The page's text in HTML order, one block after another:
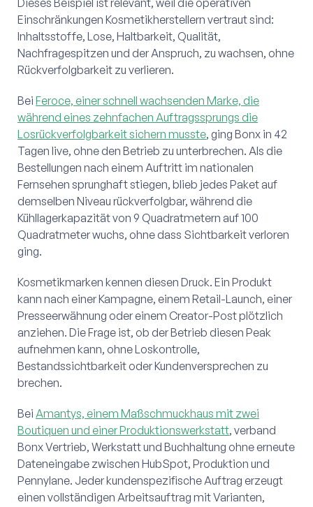
Einschränkungen Kosmetikherstellern vertraut sind:
Inhaltsstoffe, Lose, Haltbarkeit, Qualität,
Nachfragespitzen und der Anspruch, zu wachsen, ohne
Rückverfolgbarkeit zu verlieren.
Bei Feroce, einer schnell wachsenden Marke, die
während eines zehnfachen Auftragssprungs die
Losrückverfolgbarkeit sichern musste, ging Bonx in 42
Tagen live, ohne den Betrieb zu unterbrechen. Als die
Bestellungen nach einem Auftritt im nationalen
Fernsehen sprunghaft stiegen, blieb jedes Paket auf
demselben Niveau rückverfolgbar, während die
Kühllagerkapazität von 9 Quadratmetern auf 100
Quadratmeter wuchs, ohne dass Sichtbarkeit verloren
ging.
Kosmetikmarken kennen diesen Druck. Ein Produkt
kann nach einer Kampagne, einem Retail-Launch, einer
Presseerwähnung oder einem Creator-Post plötzlich
anziehen. Die Frage ist, ob der Betrieb diesen Peak
aufnehmen kann, ohne Loskontrolle,
Bestandssichtbarkeit oder Kundenversprechen zu
brechen.
Bei Amantys, einem Maßschmuckhaus mit zwei
Boutiquen und einer Produktionswerkstatt, verband
Bonx Vertrieb, Werkstatt und Buchhaltung ohne erneute
Dateneingabe zwischen HubSpot, Produktion und
Pennylane. Jeder kundenspezifische Auftrag erzeugt
einen vollständigen Arbeitsauftrag mit Varianten,